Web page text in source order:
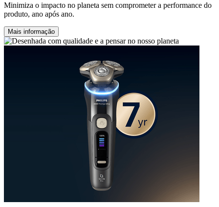
Minimiza o impacto no planeta sem comprometer a performance do
produto, ano após ano.
Mais informação